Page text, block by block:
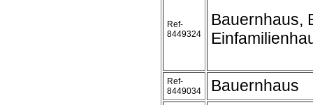
Ref-
8449324
Bauernhaus,
Ref-
8449034
Bauernhaus